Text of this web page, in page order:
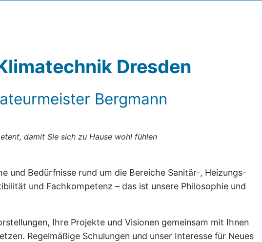
Dresden
Bergmann
damit Sie sich zu Hause wohl fühlen
und Bedürfnisse rund um die Bereiche Sanitär-, Heizungs-
und Fachkompetenz – das ist unsere Philosophie und
Ihre Projekte und Visionen gemeinsam mit Ihnen
Regelmäßige Schulungen und unser Interesse für Neues